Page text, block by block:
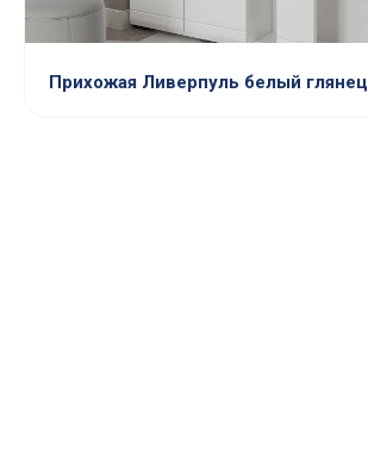
Прихожая Ливерпуль белый глянец